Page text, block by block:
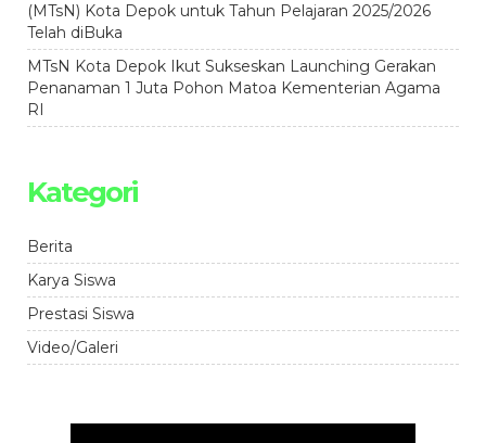
(MTsN) Kota Depok untuk Tahun Pelajaran 2025/2026
Telah diBuka
MTsN Kota Depok Ikut Sukseskan Launching Gerakan
Penanaman 1 Juta Pohon Matoa Kementerian Agama
RI
Kategori
Berita
Karya Siswa
Prestasi Siswa
Video/Galeri